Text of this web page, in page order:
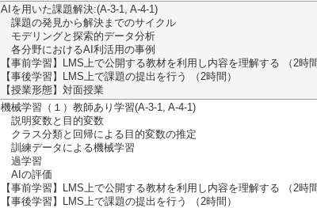
AIを用いた課題解決:(A-3-1, A-4-1)
課題の発見から解決までのサイクル
モデリングと探索的データ分析
各分野におけるAI利活用の事例
【事前学習】LMS上で公開する教材を利用し内容を理解する （2時間
【事後学習】LMS上で課題の提出を行う （2時間）
【授業形態】対面授業
機械学習（１）教師あり学習(A-3-1, A-4-1)
説明変数と目的変数
クラス分類と回帰による目的変数の推定
訓練データによる機械学習
過学習
AIの評価
【事前学習】LMS上で公開する教材を利用し内容を理解する （2時間
【事後学習】LMS上で課題の提出を行う （2時間）